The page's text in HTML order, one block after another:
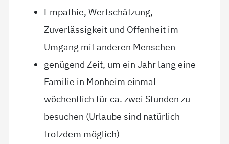
Empathie, Wertschätzung,
Zuverlässigkeit und Offenheit im
Umgang mit anderen Menschen
genügend Zeit, um ein Jahr lang eine
Familie in Monheim einmal
wöchentlich für ca. zwei Stunden zu
besuchen (Urlaube sind natürlich
trotzdem möglich)